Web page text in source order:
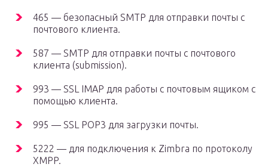
465 — безопасный SMTP для отправки почты с
почтового клиента.
587 — SMTP для отправки почты с почтового
клиента (submission).
993 — SSL IMAP для работы с почтовым ящиком с
помощью клиента.
995 — SSL POP3 для загрузки почты.
5222 — для подключения к Zimbra по протоколу
XMPP.